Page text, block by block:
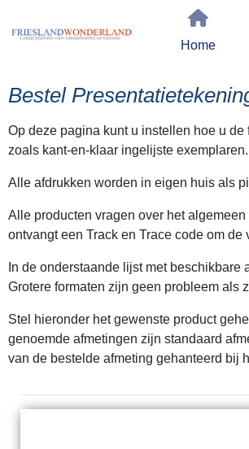
Home
Bestel
Op deze pagina kunt u instellen hoe u
zoals kant-en-klaar ingelijste exemplaren.
Alle afdrukken worden in eigen huis als
Alle producten vragen over het
ontvangt een Track en Trace code om
In de onderstaande lijst met
Grotere formaten zijn geen probleem als
Stel hieronder het gewenste product
genoemde afmetingen zijn standaard
van de bestelde afmeting gehanteerd bij